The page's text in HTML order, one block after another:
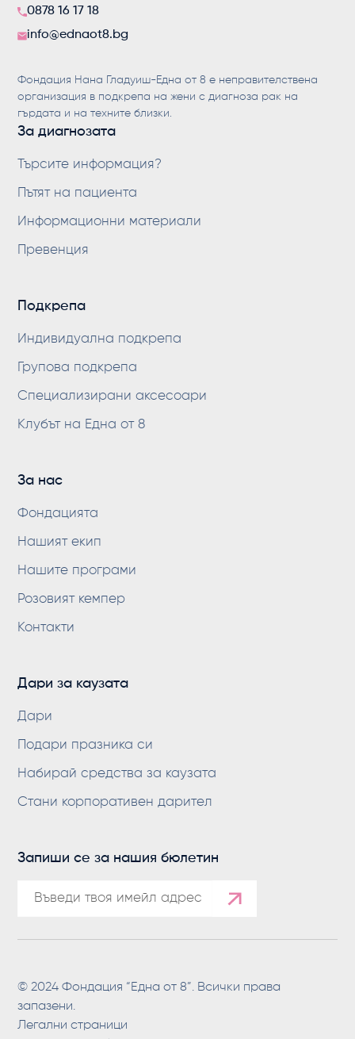
0878 16 17 18
info@ednaot8.bg
Фондация Нана Гладуиш-Една от 8 е неправителствена
организация в подкрепа на жени с диагноза рак на
гърдата и на техните близки.
За диагнозата
Търсите информация?
Пътят на пациента
Информационни материали
Превенция
Подкрепа
Индивидуална подкрепа
Групова подкрепа
Специализирани аксесоари
Клубът на Една от 8
За нас
Фондацията
Нашият екип
Нашите програми
Розовият кемпер
Контакти
Дари за каузата
Дари
Подари празника си
Набирай средства за каузата
Стани корпоративен дарител
Запиши се за нашия бюлетин
© 2024 Фондация “Една от 8”. Всички права
запазени.
Легални страници